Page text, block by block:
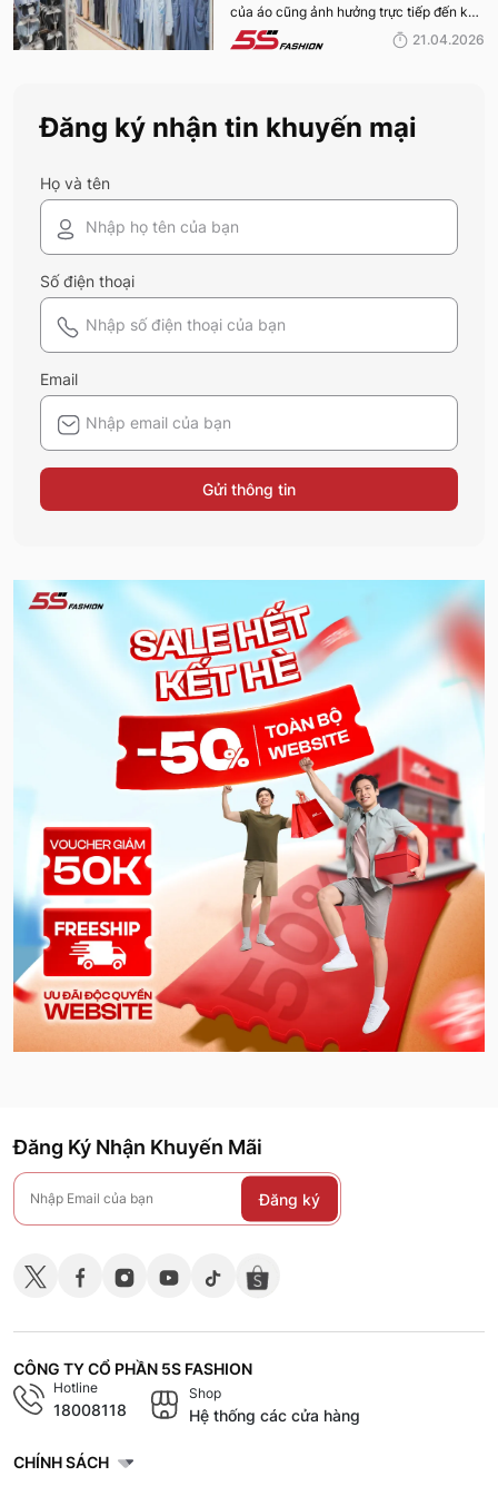
DA TỐT NHẤT?
của áo cũng ảnh hưởng trực tiếp đến khả
năng bảo vệ da. Vậy mùa hè này nên
của 5S Fashion dưới đây.
21.04.2026
Đăng ký nhận tin khuyến mại
Họ và tên
Số điện thoại
Email
Gửi thông tin
Đăng Ký Nhận Khuyến Mãi
Đăng ký
CÔNG TY CỔ PHẦN 5S FASHION
Hotline
18008118
Shop
Hệ thống các cửa hàng
CHÍNH SÁCH